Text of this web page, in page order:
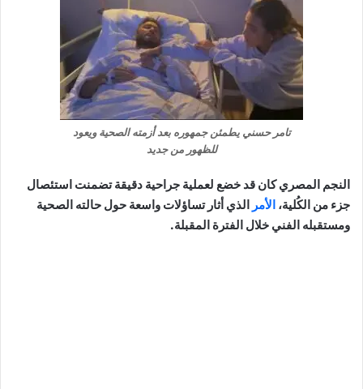
تامر حسني يطمئن جمهوره بعد أزمته الصحية ويعود
للظهور من جديد
النجم المصري كان قد خضع لعملية جراحية دقيقة تضمنت استئصال
جزء من الكُلية، الأمر
الذي أثار تساؤلات واسعة حول حالته الصحية
ومستقبله الفني خلال الفترة المقبلة.